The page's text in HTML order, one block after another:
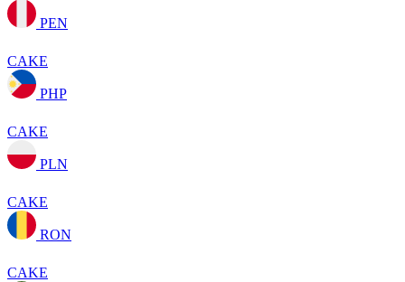
PEN
CAKE
PHP
CAKE
PLN
CAKE
RON
CAKE